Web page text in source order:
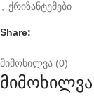
, ქრიზანტემები
Share:
მიმოხილვა (0)
მიმოხილვა